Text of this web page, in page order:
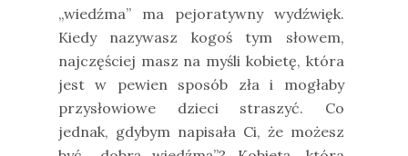
„wiedźma” ma pejoratywny wydźwięk.
Kiedy nazywasz kogoś tym słowem,
najczęściej masz na myśli kobietę, która
jest w pewien sposób zła i mogłaby
przysłowiowe dzieci straszyć. Co
jednak, gdybym napisała Ci, że możesz